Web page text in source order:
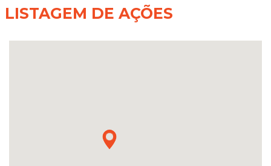
LISTAGEM DE AÇÕES